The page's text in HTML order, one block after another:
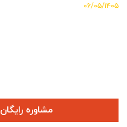
۰۶/۰۵/۱۴۰۵
مشاوره